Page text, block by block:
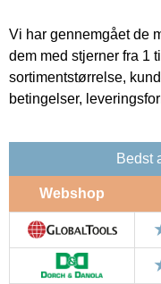
Vi har gennemgået de
dem med stjerner fra 1
sortimentstørrelse,
betingelser,
Bedst
Webshop